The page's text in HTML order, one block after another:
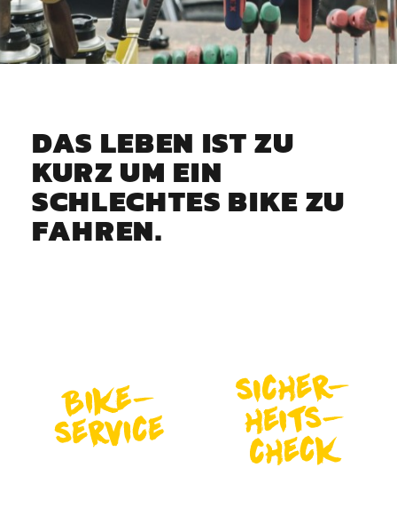
DAS LEBEN IST ZU
KURZ UM EIN
SCHLECHTES BIKE ZU
FAHREN.